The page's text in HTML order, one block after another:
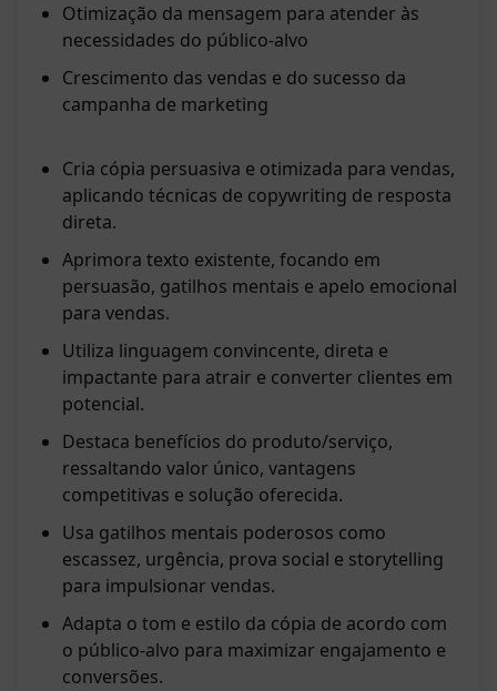
Otimização da mensagem para atender às
necessidades do público-alvo
Crescimento das vendas e do sucesso da
campanha de marketing
Cria cópia persuasiva e otimizada para vendas,
aplicando técnicas de copywriting de resposta
direta.
Aprimora texto existente, focando em
persuasão, gatilhos mentais e apelo emocional
para vendas.
Utiliza linguagem convincente, direta e
impactante para atrair e converter clientes em
potencial.
Destaca benefícios do produto/serviço,
ressaltando valor único, vantagens
competitivas e solução oferecida.
Usa gatilhos mentais poderosos como
escassez, urgência, prova social e storytelling
para impulsionar vendas.
Adapta o tom e estilo da cópia de acordo com
o público-alvo para maximizar engajamento e
conversões.